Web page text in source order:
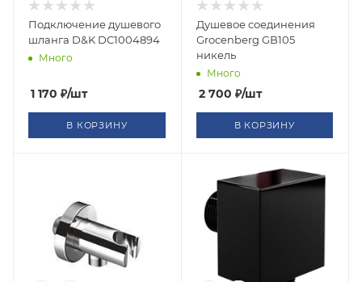
Подключение душевого
шланга D&K DC1004894
Много
1 170 ₽/шт
В КОРЗИНУ
Душевое соединения
Grocenberg GB105
никель
Много
2 700 ₽/шт
В КОРЗИНУ